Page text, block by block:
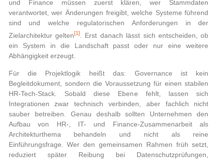
und Finance müssen zuerst klären, wer Stammdaten
verantwortet, wer Änderungen freigibt, welche Systeme führend
sind und welche regulatorischen Anforderungen in der
Zielarchitektur gelten[1]. Erst danach lässt sich entscheiden, ob
ein System in die Landschaft passt oder nur eine weitere
Abhängigkeit erzeugt.
Für die Projektlogik heißt das: Governance ist kein
Begleitdokument, sondern die Voraussetzung für einen stabilen
HR-Tech-Stack. Sobald diese Ebene fehlt, lassen sich
Integrationen zwar technisch verbinden, aber fachlich nicht
sauber betreiben. Genau deshalb sollten Unternehmen den
Aufbau von HR-, IT- und Finance-Zusammenarbeit als
Architekturthema behandeln und nicht als reine
Einführungsfrage. Wer den gemeinsamen Rahmen früh setzt,
reduziert später Reibung bei Datenschutzprüfungen,